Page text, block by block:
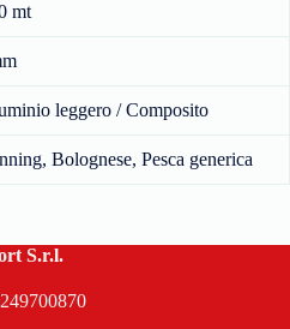
mt
leggero / Composito
Bolognese, Pesca generica
S.r.l.